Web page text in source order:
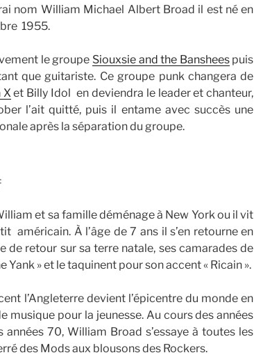
nom William Michael Albert Broad il est né en
1955.
le groupe Siouxsie and the Bansheespuis
que guitariste. Ce groupe punk changera de
X et Billy Idol en deviendra le leader et chanteur,
l’ait quitté, puis il entame avec succès une
après la séparation du groupe.
et sa famille déménage à New York ou il vit
américain. À l’âge de 7 ans il s’en retourne en
de retour sur sa terre natale, ses camarades de
Yank » et le taquinent pour son accent « Ricain ».
l’Angleterre devient l’épicentre du monde en
musique pour la jeunesse. Au cours des années
70, William Broad s’essaye à toutes les
des Mods aux blousons des Rockers.